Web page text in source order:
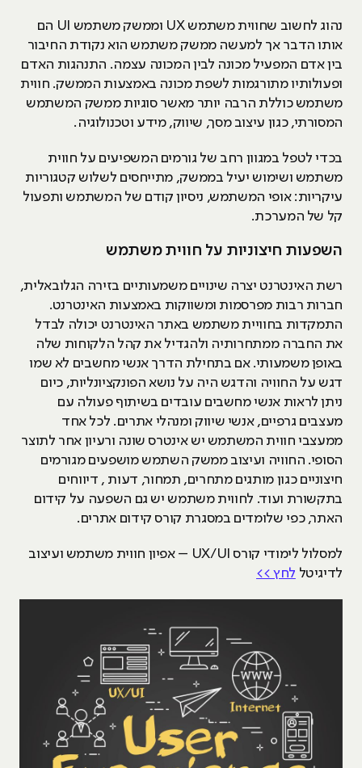
נהוג לחשוב שחווית משתמש UX וממשק משתמש UI הם
אותו הדבר אך למעשה ממשק משתמש הוא נקודת החיבור
בין אדם המפעיל מכונה לבין המכונה עצמה. התנהגות האדם
ופעולותיו מתורגמות לשפת מכונה באמצעות הממשק. חווית
משתמש כוללת הרבה יותר מאשר סוגיות ממשק המשתמש
המסורתי, כגון עיצוב מסך, שיווק, מידע וטכנולוגיה.
בכדי לטפל במגוון רחב של גורמים המשפיעים על חווית
משתמש ושימוש יעיל בממשק, מתייחסים לשלוש קטגוריות
עיקריות: אופי המשתמש, ניסיון קודם של המשתמש ותפעול
קל של המערכת.
השפעות חיצוניות על חווית משתמש
רשת האינטרנט יצרה שינויים משמעותיים בזירה הגלובאלית,
חברות רבות מפרסמות ומשווקות באמצעות האינטרנט.
התמקדות בחוויית משתמש באתר האינטרנט יכולה לבדל
את החברה ממתחרותיה ולהגדיל את קהל הלקוחות שלה
באופן משמעותי. אם בתחילת הדרך אנשי מחשבים לא שמו
דגש על החוויה והדגש היה על נושא הפונקציונליות, כיום
ניתן לראות אנשי מחשבים עובדים בשיתוף פעולה עם
מעצבים גרפיים, אנשי שיווק ומנהלי אתרים. לכל אחד
ממעצבי חווית המשתמש יש אינטרס שונה ורעיון אחר לתוצר
הסופי. החוויה ועיצוב ממשק השתמש מושפעים מגורמים
חיצוניים כגון מותגים מתחרים, תמחור, דעות , דיווחים
בתקשורת ועוד. לחווית משתמש יש גם השפעה על קידום
האתר, כפי שלומדים במסגרת קורס קידום אתרים.
למסלול לימודי קורס UX/UI – אפיון חווית משתמש ועיצוב
לדיגיטל לחץ >>